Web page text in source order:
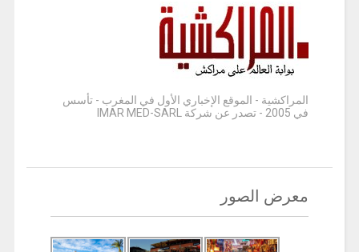
المراكشية - الموقع الإخباري الأول في المغرب - تأسس
في 2005 - تصدر عن شركة IMAR MED-SARL
معرض الصور